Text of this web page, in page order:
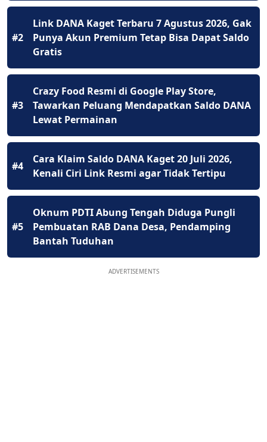
#2
Link DANA Kaget Terbaru 7 Agustus 2026, Gak
Punya Akun Premium Tetap Bisa Dapat Saldo
Gratis
#3
Crazy Food Resmi di Google Play Store,
Tawarkan Peluang Mendapatkan Saldo DANA
Lewat Permainan
#4
Cara Klaim Saldo DANA Kaget 20 Juli 2026,
Kenali Ciri Link Resmi agar Tidak Tertipu
#5
Oknum PDTI Abung Tengah Diduga Pungli
Pembuatan RAB Dana Desa, Pendamping
Bantah Tuduhan
ADVERTISEMENTS